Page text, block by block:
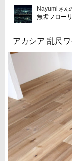
Nayumi さん
無垢フロー
アカシア 乱尺